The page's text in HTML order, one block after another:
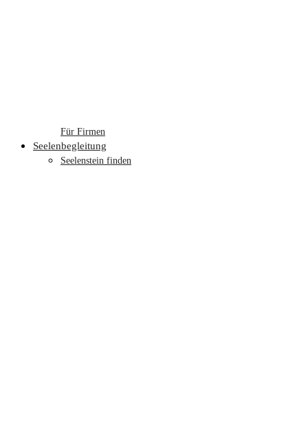
Für Firmen
Seelenbegleitung
Seelenstein finden